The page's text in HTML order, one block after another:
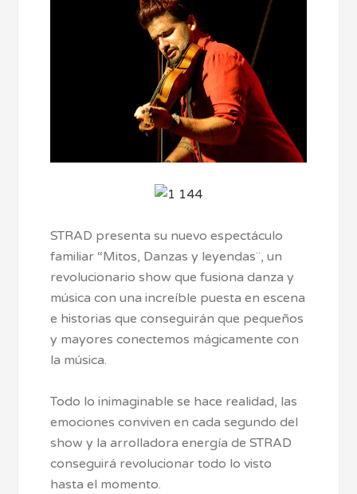
STRAD presenta su nuevo espectáculo
familiar “Mitos, Danzas y leyendas¨, un
revolucionario show que fusiona danza y
música con una increíble puesta en escena
e historias que conseguirán que pequeños
y mayores conectemos mágicamente con
la música.
Todo lo inimaginable se hace realidad, las
emociones conviven en cada segundo del
show y la arrolladora energía de STRAD
conseguirá revolucionar todo lo visto
hasta el momento.